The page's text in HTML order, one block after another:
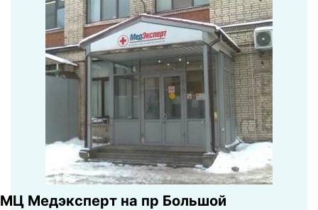
МЦ Медэксперт на пр Большой